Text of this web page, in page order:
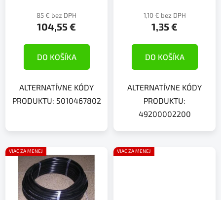
85 € bez DPH
104,55 €
DO KOŠÍKA
ALTERNATÍVNE KÓDY
PRODUKTU: 5010467802
1,10 € bez DPH
1,35 €
DO KOŠÍKA
ALTERNATÍVNE KÓDY
PRODUKTU:
49200002200
VIAC ZA MENEJ VIAC ZA MENEJ